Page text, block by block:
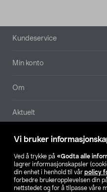
Vi bruker
Ved å trykke på «Godta alle
lagrer informasjonskapsler
din enhet i henhold til vår policy
forbedre brukeropplevelsen din
nettstedet og for å tilpasse våre
Bunntekst
Kundeservice
Min konto
Om
Aktuelt
Våre selskaper
SE